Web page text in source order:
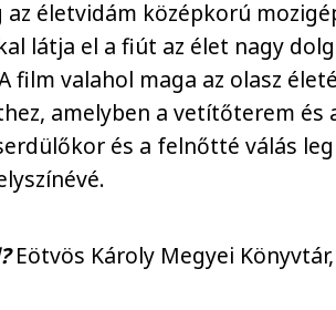
életvidám középkorú
látja el a fiút az élet nagy
film valahol maga az olasz
amelyben a vetítőterem és
és a felnőtté válás
Eötvös Károly Megyei